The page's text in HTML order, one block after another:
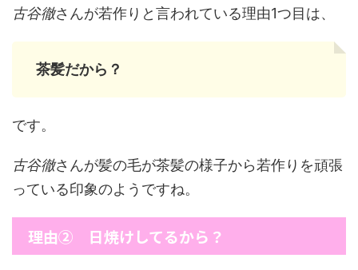
古谷徹さんが若作りと言われている理由1つ目は、
茶髪だから？
です。
古谷徹さんが髪の毛が茶髪の様子から若作りを頑張
っている印象のようですね。
理由② 日焼けしてるから？